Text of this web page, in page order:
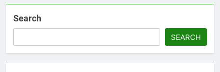
Search
SEARCH